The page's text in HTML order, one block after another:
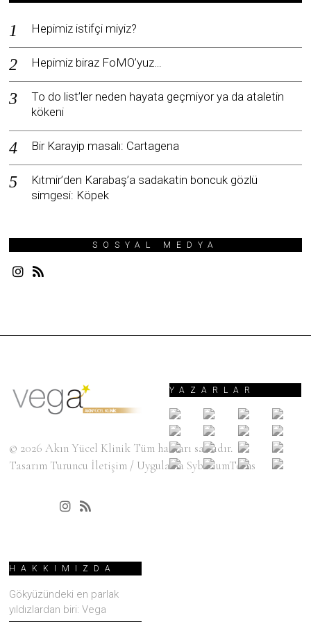
Hepimiz istifçi miyiz?
Hepimiz biraz FoMO’yuz…
To do list’ler neden hayata geçmiyor ya da ataletin
kökeni
Bir Karayip masalı: Cartagena
Kıtmir’den Karabaş’a sadakatin boncuk gözlü
simgesi: Köpek
SOSYAL MEDYA
© 2026Akın Yücel Klinik Tüm hakları saklıdır.
Tasarım Turuncu İletişim / Uygulama SyberiumTechs
YAZARLAR
HAKKIMIZDA
Gökyüzündeki en parlak
yıldızlardan biri: Vega